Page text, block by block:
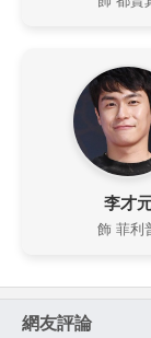
李才
飾 菲利
網友評論